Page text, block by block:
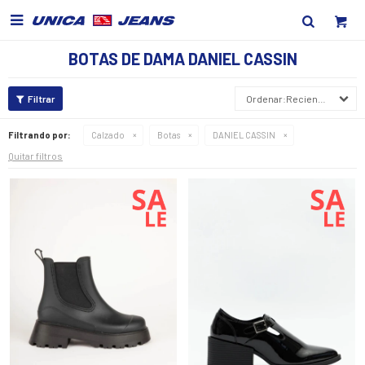

BOTAS DE DAMA DANIEL CASSIN
Recientes
Filtrando por: Calzado Botas DANIEL CASSIN
Quitar filtros